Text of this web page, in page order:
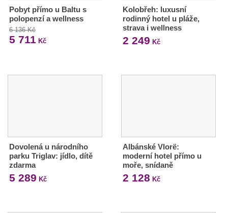
Pobyt přímo u Baltu s
polopenzí a wellness
6 136 Kč
5 711 Kč
Kolobřeh: luxusní
rodinný hotel u pláže,
strava i wellness
2 249 Kč
Dovolená u národního
parku Triglav: jídlo, dítě
zdarma
5 289 Kč
Albánské Vlorë:
moderní hotel přímo u
moře, snídaně
2 128 Kč